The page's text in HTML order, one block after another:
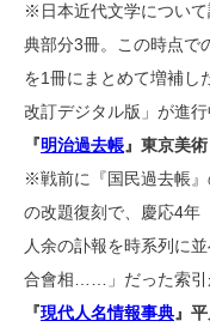
※日本近代文学につい
典部分3冊。この時点で
を1冊にまとめて増補し
改訂デジタル版」が進行
『明治過去帳』東京美術
※戦前に『国民過去帳
の改題復刻で、慶応4年
人余の訃報を時系列に
合會相……」だった索引
『現代人名情報事典』